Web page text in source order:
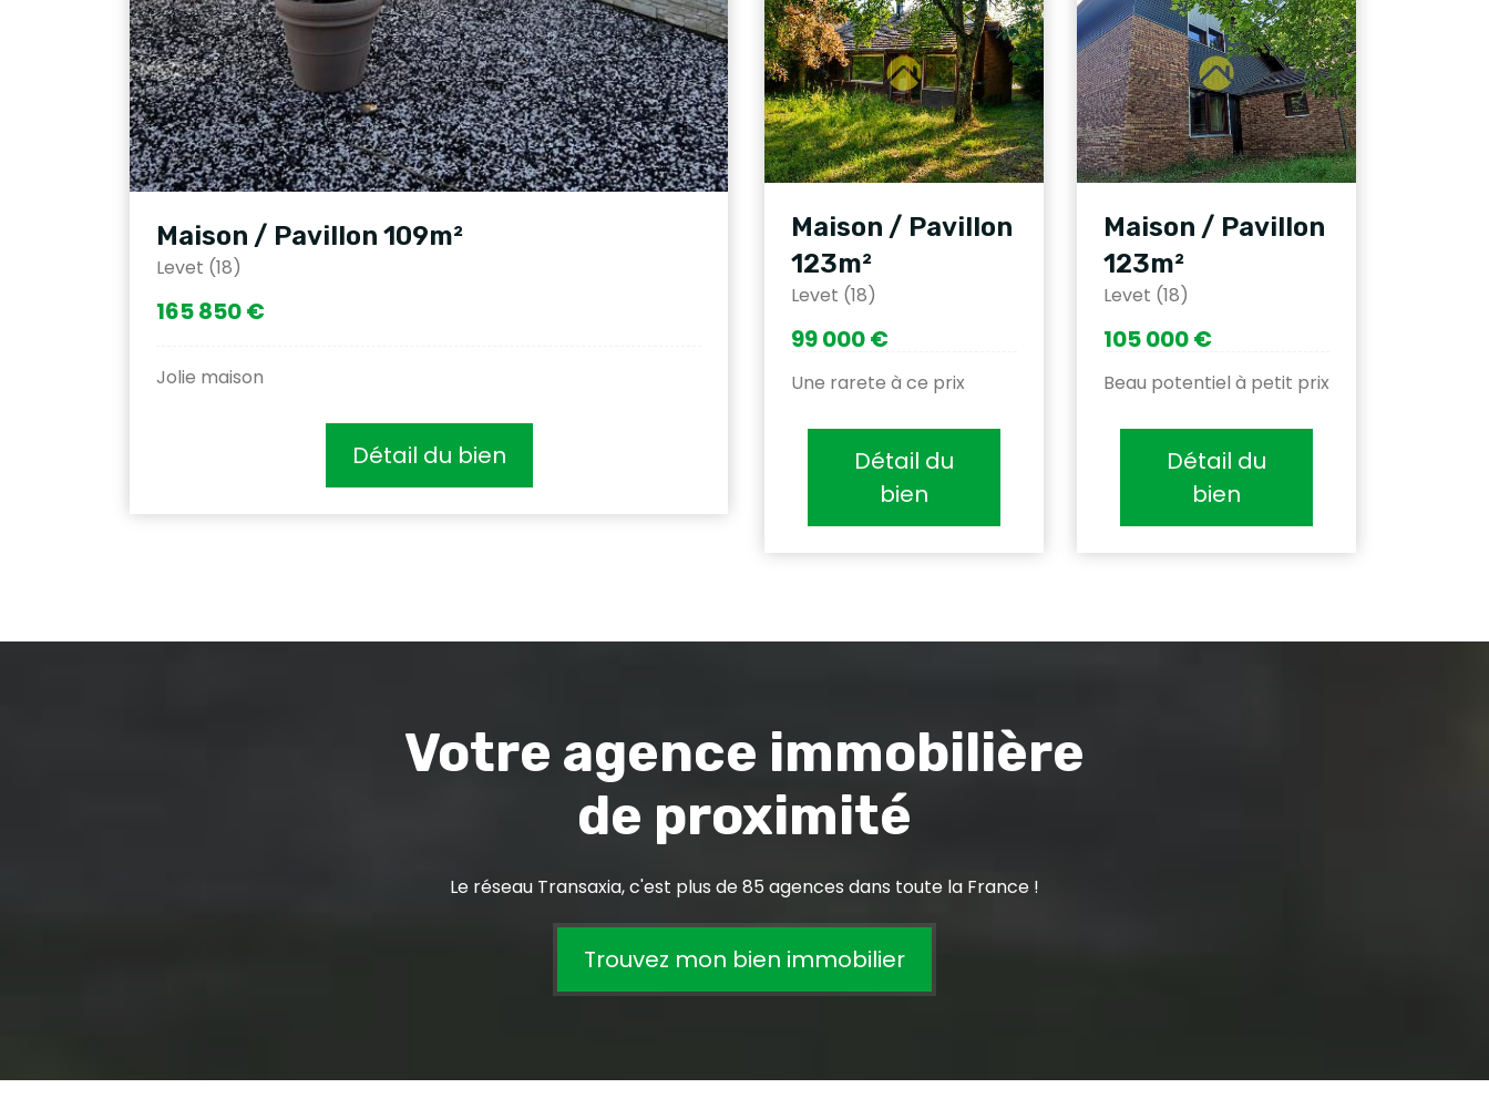
Maison / Pavillon 109m²
Levet (18)
165 850 €
Jolie maison
Détail du bien
Maison / Pavillon
123m²
Levet (18)
99 000 €
Une rarete à ce prix
Détail du
bien
Maison / Pavillon
123m²
Levet (18)
105 000 €
Beau potentiel à petit prix
Détail du
bien
Votre agence immobilière
de proximité
Le réseau Transaxia, c'est plus de 85 agences dans toute la France !
Trouvez mon bien immobilier